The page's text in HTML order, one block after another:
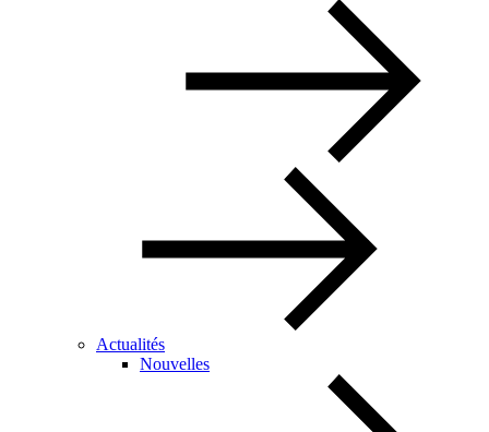
Actualités
Nouvelles